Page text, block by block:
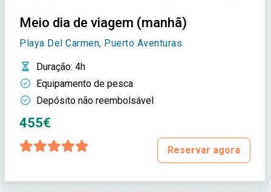
Meio dia de viagem (manhã)
Playa Del Carmen, Puerto Aventuras
Duração: 4h
Equipamento de pesca
Depósito não reembolsável
455€
Reservar agora